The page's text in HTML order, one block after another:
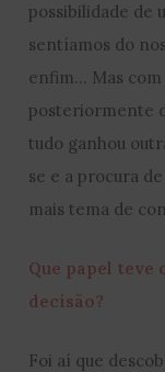
possibilidade de
sentíamos do
enfim… Mas com
posteriormente
tudo ganhou
se e a procura
mais tema de
Que papel teve
decisão?
Foi aí que